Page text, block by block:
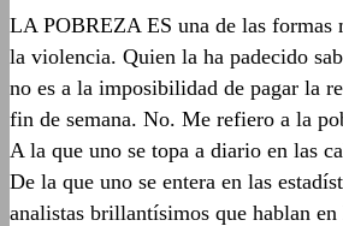
LA POBREZA ES una de las formas
la violencia. Quien la ha padecido
no es a la imposibilidad de pagar la
fin de semana. No. Me refiero a la
A la que uno se topa a diario en las
De la que uno se entera en las
analistas brillantísimos que hablan